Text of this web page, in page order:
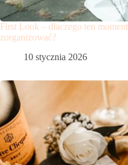
First Look – dlaczego ten
zorganizować?
10 stycznia 2026